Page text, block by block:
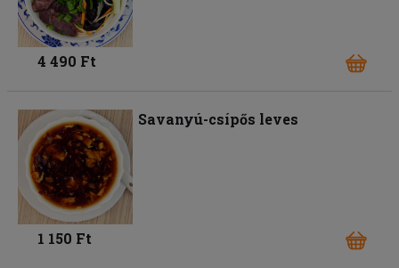
4 490 Ft
Savanyú-csípős leves
1 150 Ft